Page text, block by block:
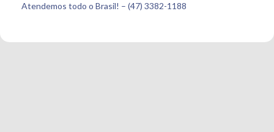
Atendemos todo o Brasil! – (47) 3382-1188